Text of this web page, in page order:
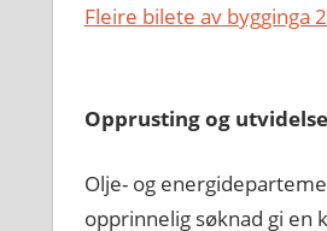
Fleire bilete av bygginga
Opprusting og
Olje- og
opprinnelig søknad gi en